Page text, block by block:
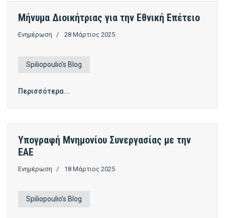
Μήνυμα Διοικήτριας για την Εθνική Επέτειο
Ενημέρωση 28 Μάρτιος 2025
Spiliopoulio’s Blog
Περισσότερα...
Υπογραφή Μνημονίου Συνεργασίας με την
ΕΑΕ
Ενημέρωση 18 Μάρτιος 2025
Spiliopoulio’s Blog